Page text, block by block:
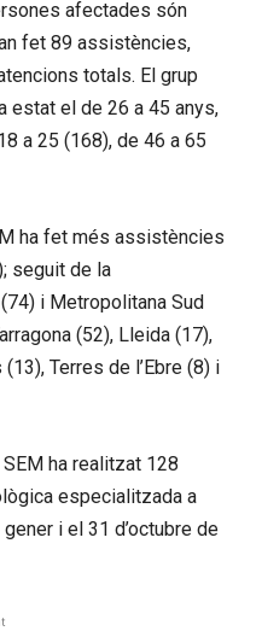
afectades són
fet 89 assistències,
totals. El grup
estat el de 26 a 45 anys,
a 25 (168), de 46 a 65
ha fet més assistències
seguit de la
i Metropolitana Sud
(52), Lleida (17),
Terres de l’Ebre (8) i
ha realitzat 128
especialitzada a
i el 31 d’octubre de